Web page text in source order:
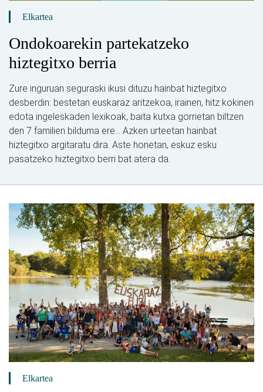
Elkartea
Ondokoarekin partekatzeko
hiztegitxo berria
Zure inguruan seguraski ikusi dituzu hainbat hiztegitxo
desberdin: bestetan euskaraz aritzekoa, irainen, hitz kokinen
edota ingeleskaden lexikoak, baita kutxa gorrietan biltzen
den 7 familien bilduma ere... Azken urteetan hainbat
hiztegitxo argitaratu dira. Aste honetan, eskuz esku
pasatzeko hiztegitxo berri bat atera da.
Elkartea